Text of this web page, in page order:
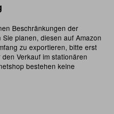
Beschränkungen der
planen, diesen auf Amazon
zu exportieren, bitte erst
Verkauf im stationären
bestehen keine